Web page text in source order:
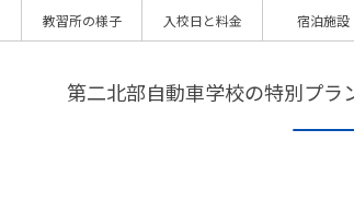
教習所の様子 入校日と料金 宿泊施設
第二北部自動車学校の特別プラ